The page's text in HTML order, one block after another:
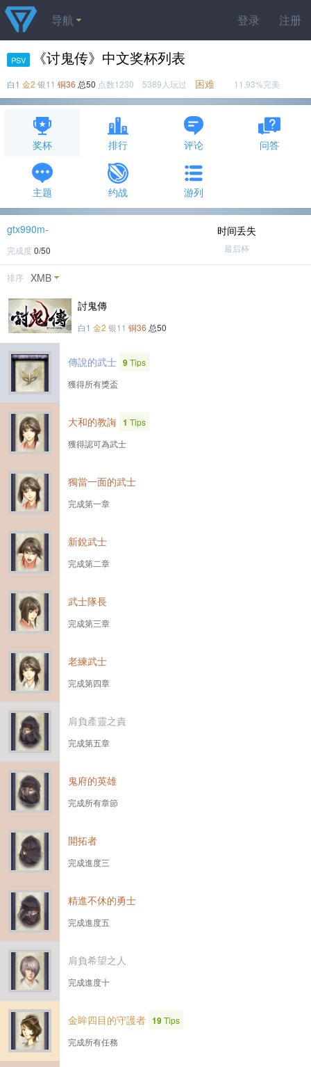
登录 注册
导航
PSV 《讨鬼传》中文奖杯列表
白1 金2 银11 铜36 总50 点数1230 5389人玩过 困难 11.93%完美
奖杯 排行 评论 问答
主题 约战 游列
gtx990m-
完成度 0/50
时间丢失
最后杯
排序 XMB
討鬼傳
白1 金2 银11 铜36 总50
傳說的武士 9Tips
獲得所有獎盃
大和的教誨 1 Tips
獲得認可為武士
獨當一面的武士
完成第一章
新銳武士
完成第二章
武士隊長
完成第三章
老練武士
完成第四章
肩負產靈之責
完成第五章
鬼府的英雄
完成所有章節
開拓者
完成進度三
精進不休的勇士
完成進度五
肩負希望之人
完成進度十
金眸四目的守護者 19Tips
完成所有任務